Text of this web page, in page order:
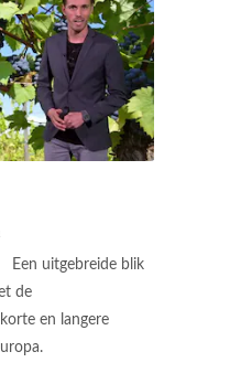
Een uitgebreide blik
de
en langere